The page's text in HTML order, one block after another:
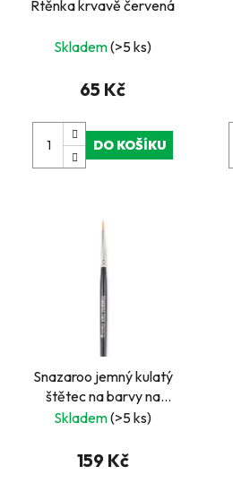
Rtěnka krvavě červená
Skladem(>5 ks)
65 Kč
DO KOŠÍKU
Snazaroo jemný kulatý
štětec na barvy na
obličej
Skladem(>5 ks)
159 Kč